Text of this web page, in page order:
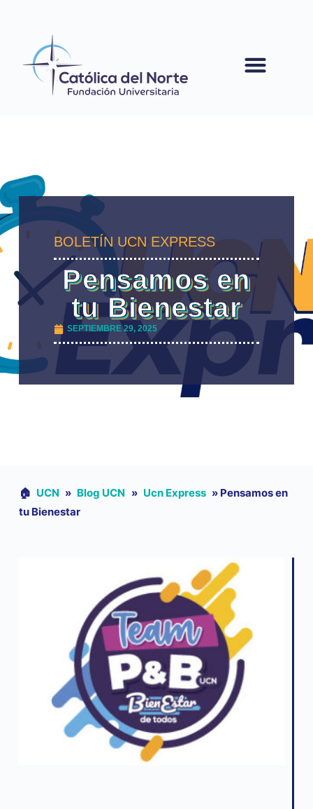
BOLETÍN UCN EXPRESS
Pensamos en
tu Bienestar
SEPTIEMBRE 29, 2025
🏠︎ UCN » Blog UCN » Ucn Express » Pensamos en
tu Bienestar